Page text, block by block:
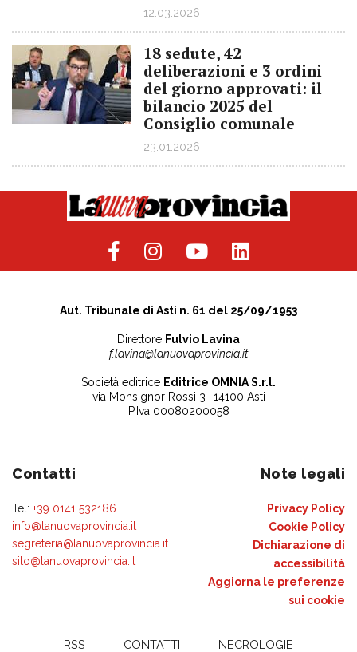
12.03.2026
18 sedute, 42
deliberazioni e 3 ordini
del giorno approvati: il
bilancio 2025 del
Consiglio comunale
23.01.2026
Aut. Tribunale di Asti n. 61 del 25/09/1953
Direttore Fulvio Lavina
f.lavina@lanuovaprovincia.it
Società editrice Editrice OMNIA S.r.l.
via Monsignor Rossi 3 -14100 Asti
P.Iva 00080200058
Contatti
Tel: +39 0141 532186
info@lanuovaprovincia.it
segreteria@lanuovaprovincia.it
sito@lanuovaprovincia.it
Note legali
Privacy Policy
Cookie Policy
Dichiarazione di
accessibilità
Aggiorna le preferenze
sui cookie
RSS CONTATTI NECROLOGIE